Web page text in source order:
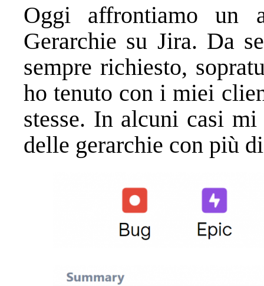
Oggi affrontiamo un
Gerarchie su Jira. Da
sempre richiesto,
ho tenuto con i miei
stesse. In alcuni casi
delle gerarchie con più